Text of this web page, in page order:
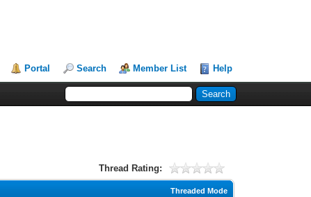
Portal Search Member List Help
Thread Rating:
Threaded Mode